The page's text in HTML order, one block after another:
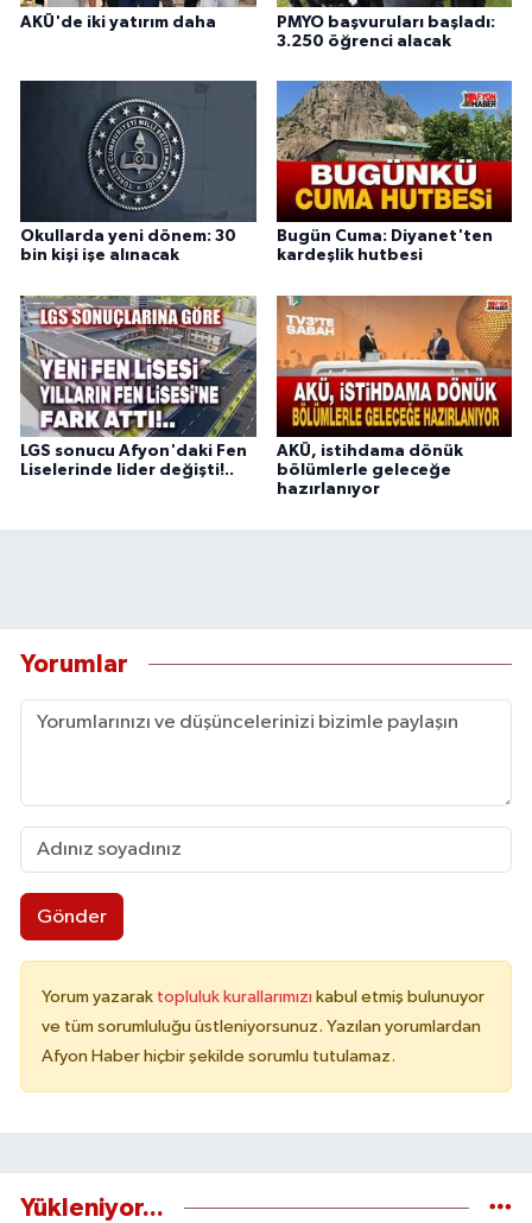
AKÜ'de iki yatırım daha
PMYO başvuruları başladı:
3.250 öğrenci alacak
Okullarda yeni dönem: 30
bin kişi işe alınacak
Bugün Cuma: Diyanet'ten
kardeşlik hutbesi
LGS sonucu Afyon'daki Fen
Liselerinde lider değişti!..
AKÜ, istihdama dönük
bölümlerle geleceğe
hazırlanıyor
Yorumlar
Gönder
Yorum yazarak topluluk kurallarımızı kabul etmiş bulunuyor
ve tüm sorumluluğu üstleniyorsunuz. Yazılan yorumlardan
Afyon Haber hiçbir şekilde sorumlu tutulamaz.
Yükleniyor...